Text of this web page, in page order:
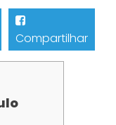
Compartilhar